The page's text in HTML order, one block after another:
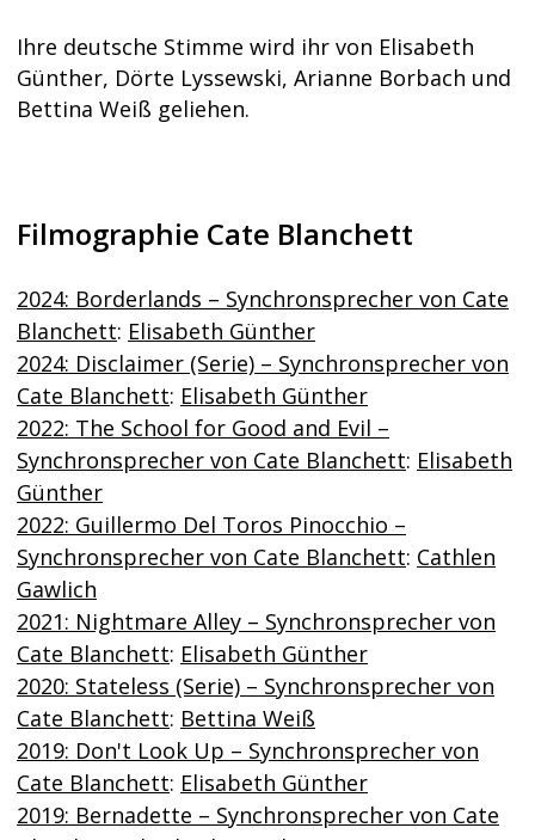
Ihre deutsche Stimme wird ihr von Elisabeth
Günther, Dörte Lyssewski, Arianne Borbach und
Bettina Weiß geliehen.
Filmographie Cate Blanchett
2024: Borderlands – Synchronsprecher von Cate
Blanchett: Elisabeth Günther
2024: Disclaimer (Serie) – Synchronsprecher von
Cate Blanchett: Elisabeth Günther
2022: The School for Good and Evil –
Synchronsprecher von Cate Blanchett: Elisabeth
Günther
2022: Guillermo Del Toros Pinocchio –
Synchronsprecher von Cate Blanchett: Cathlen
Gawlich
2021: Nightmare Alley – Synchronsprecher von
Cate Blanchett: Elisabeth Günther
2020: Stateless (Serie) – Synchronsprecher von
Cate Blanchett: Bettina Weiß
2019: Don't Look Up – Synchronsprecher von
Cate Blanchett: Elisabeth Günther
2019: Bernadette – Synchronsprecher von Cate